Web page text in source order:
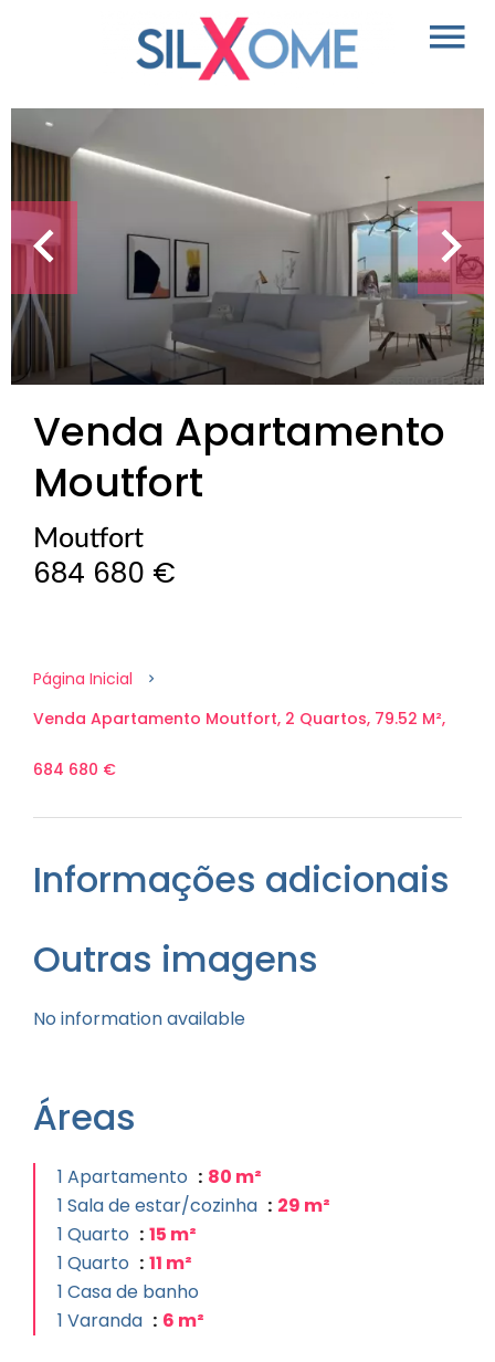
Venda Apartamento
Moutfort
Moutfort
684 680 €
Página Inicial
Venda Apartamento Moutfort, 2 Quartos, 79.52 M²,
684 680 €
Informações adicionais
Outras imagens
No information available
Áreas
1 Apartamento
80 m²
1 Sala de estar/cozinha
29 m²
1 Quarto
15 m²
1 Quarto
11 m²
1 Casa de banho
1 Varanda
6 m²